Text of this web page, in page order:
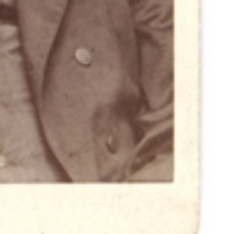
– Armbänder, die
versehen werden
die Stadt Münster
Besonderheiten. Sie
und vielfältige
den Mittelpunkt. Auf
Erlebnisse lebendig.